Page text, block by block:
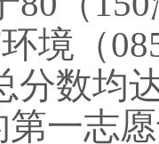
境（
分数均
一志